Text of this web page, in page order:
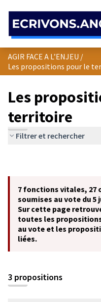
AGIR FACE A L’ENJEU /
Les propositions pour le
Les
territoire
Filtrer et rechercher
7 fonctions vitales, 27
soumises au vote du 5
Sur cette page
toutes les
au vote et les
liées.
3 propositions